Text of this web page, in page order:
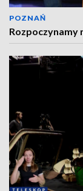
POZNAŃ
Rozpoczynamy